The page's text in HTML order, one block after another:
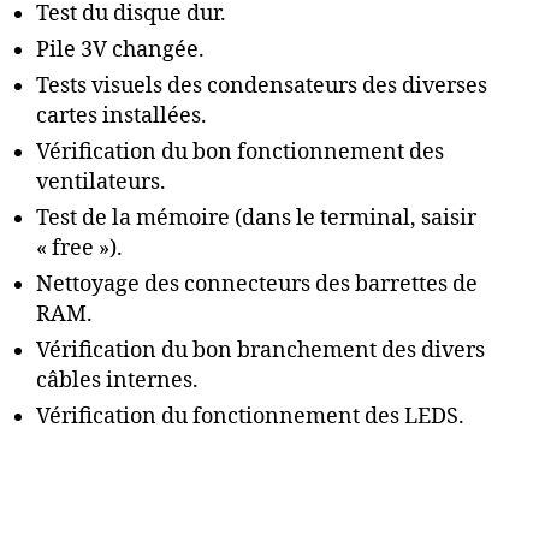
Test du disque dur.
Pile 3V changée.
Tests visuels des condensateurs des diverses
cartes installées.
Vérification du bon fonctionnement des
ventilateurs.
Test de la mémoire (dans le terminal, saisir
« free »).
Nettoyage des connecteurs des barrettes de
RAM.
Vérification du bon branchement des divers
câbles internes.
Vérification du fonctionnement des LEDS.